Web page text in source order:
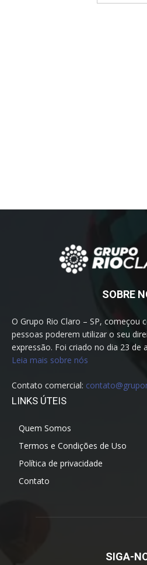
SOBRE
O Grupo Rio Claro – SP, começou
pessoas poderem utilizar o seu
expressão. Foi criado no dia 23 de
Leia mais sobre nós
Contato comercial:
LINKS ÚTEIS
Quem Somos
Termos e Condições de Uso
Política de privacidade
Contato
SIGA-